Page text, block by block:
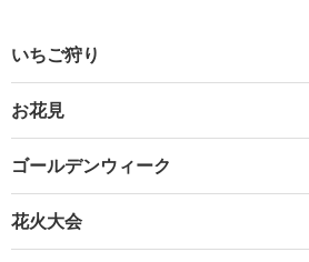
いちご狩り
お花見
ゴールデンウィーク
花火大会